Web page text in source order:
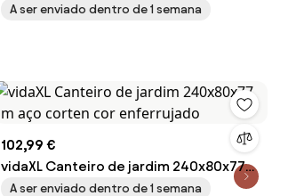
cm aço corten cor enferrujado
A ser enviado dentro de 1 semana
102,99 €
vidaXL Canteiro de jardim 240x80x77
cm aço corten cor enferrujado
A ser enviado dentro de 1 semana